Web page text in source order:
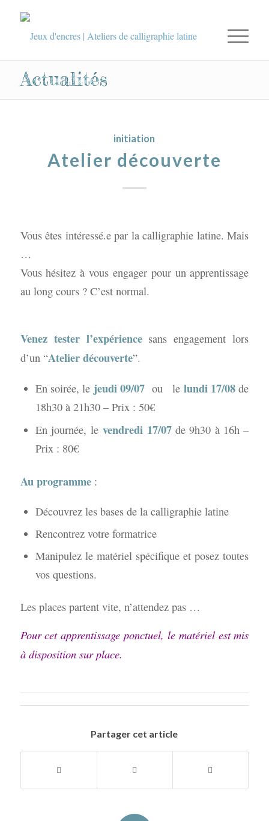
Actualités
initiation
Atelier découverte
Vous êtes intéressé.e par la calligraphie latine. Mais
…
Vous hésitez à vous engager pour un apprentissage
au long cours ? C’est normal.
Venez tester l’expériencesans engagement lors
d’un “Atelier découverte”.
En soirée, le jeudi 09/07 ou lelundi 17/08 de
18h30 à 21h30 – Prix : 50€
En journée, levendredi 17/07de 9h30 à 16h –
Prix : 80€
Au programme:
Découvrez les bases de la calligraphie latine
Rencontrez votre formatrice
Manipulez le matériel spécifique et posez toutes
vos questions.
Les places partent vite, n’attendez pas …
Pour cet apprentissage ponctuel, le matériel est mis
à disposition sur place.
Partager cet article